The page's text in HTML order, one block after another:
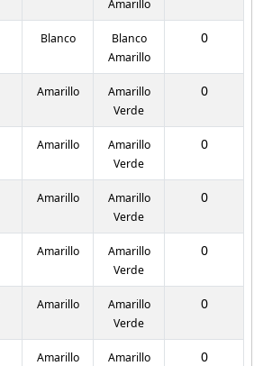
Amarillo
Blanco
Blanco
Amarillo
0
Amarillo
Amarillo
Verde
0
Amarillo
Amarillo
Verde
0
Amarillo
Amarillo
Verde
0
Amarillo
Amarillo
Verde
0
Amarillo
Amarillo
Verde
0
Amarillo
Amarillo
0